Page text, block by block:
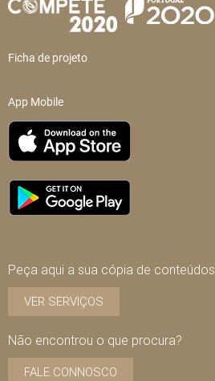
Ficha de projeto
App Mobile
Peça aqui a sua cópia de
VER SERVIÇOS
Não encontrou o que procura?
FALE CONNOSCO